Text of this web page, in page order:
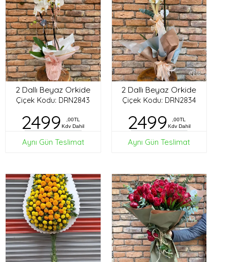
2 Dallı Beyaz Orkide
Çiçek Kodu: DRN2843
2499
,00TL
Kdv Dahil
Aynı Gün Teslimat
2 Dallı Beyaz Orkide
Çiçek Kodu: DRN2834
2499
,00TL
Kdv Dahil
Aynı Gün Teslimat